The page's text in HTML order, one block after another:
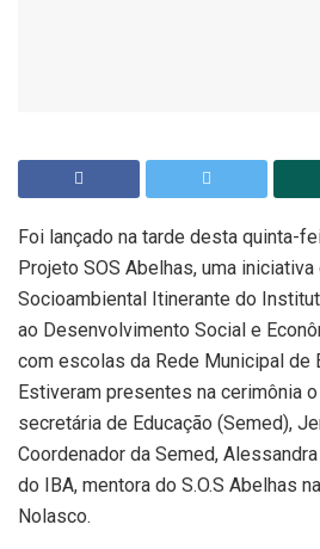
Foi lançado na tarde desta quinta-
Projeto SOS Abelhas, uma iniciativa
Socioambiental Itinerante do
ao Desenvolvimento Social e
com escolas da Rede Municipal de
Estiveram presentes na cerimônia
secretária de Educação (Semed),
Coordenador da Semed,
do IBA, mentora do S.O.S Abelhas
Nolasco.